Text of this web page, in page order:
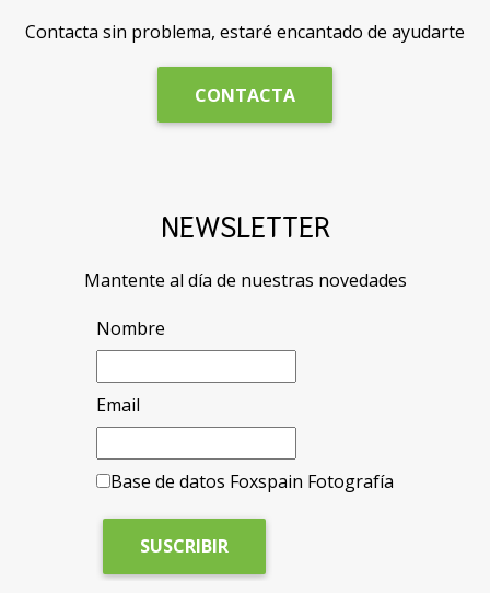
Contacta sin problema, estaré encantado de ayudarte
CONTACTA
NEWSLETTER
Mantente al día de nuestras novedades
Nombre
Email
Base de datos Foxspain Fotografía